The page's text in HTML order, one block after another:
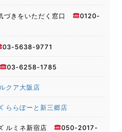
づきをいただく窓口
0120-
03-5638-9771
03-6258-1785
クア大阪店
ららぽーと新三郷店
ルミネ新宿店
050-2017-